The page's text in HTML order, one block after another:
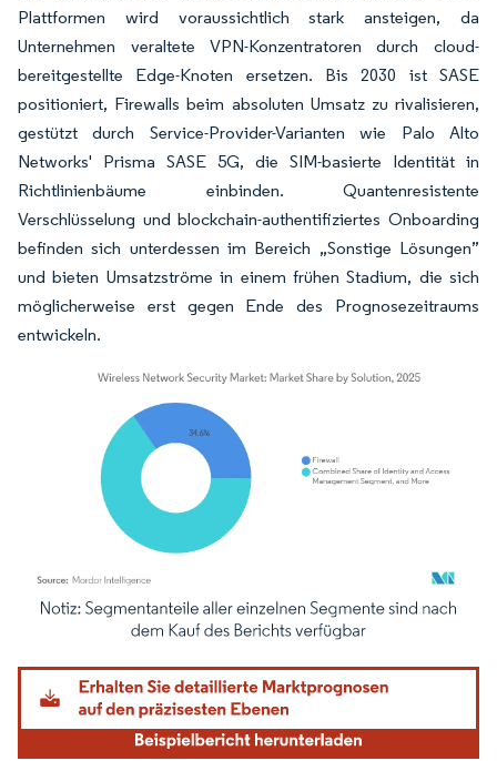
Plattformen wird voraussichtlich stark ansteigen, da
Unternehmen veraltete VPN-Konzentratoren durch cloud-
bereitgestellte Edge-Knoten ersetzen. Bis 2030 ist SASE
positioniert, Firewalls beim absoluten Umsatz zu rivalisieren,
gestützt durch Service-Provider-Varianten wie Palo Alto
Networks' Prisma SASE 5G, die SIM-basierte Identität in
Richtlinienbäume einbinden. Quantenresistente
Verschlüsselung und blockchain-authentifiziertes Onboarding
befinden sich unterdessen im Bereich „Sonstige Lösungen”
und bieten Umsatzströme in einem frühen Stadium, die sich
möglicherweise erst gegen Ende des Prognosezeitraums
entwickeln.
Bild © Mordor Intelligence. Wiederverwendung erfordert Namensnennung